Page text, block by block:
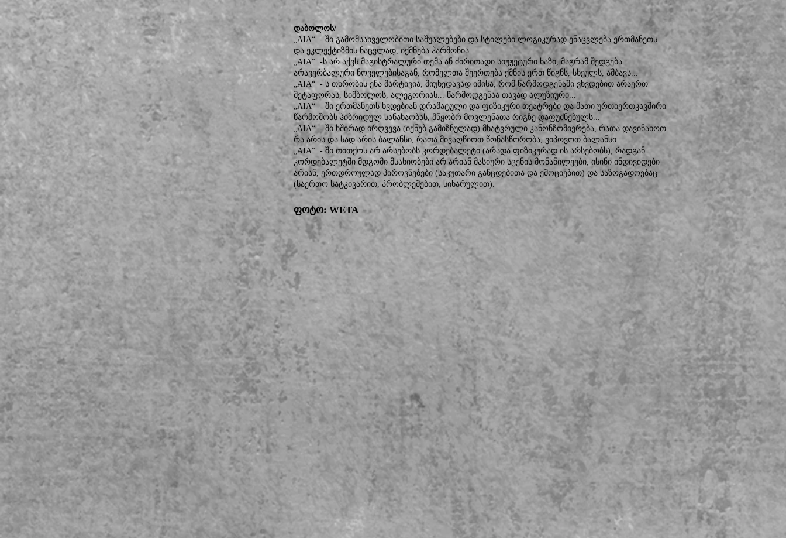
დაბოლოს/
„AIA“ - ში გამომსახველობითი საშუალებები და სტილები ლოგიკურად ენაცვლება ერთმანეთს
და ეკლექტიზმის ნაცვლად, იქმნება ჰარმონია...
„AIA“ -ს არ აქვს მაგისტრალური თემა ან ძირითადი სიუჟეტური ხაზი, მაგრამ შედგება
არავერბალური ნოველებისაგან, რომელთა შეერთება ქმნის ერთ წიგნს, სხეულს, ამბავს...
„AIA“ - ს თხრობის ენა მარტივია, მიუხედავად იმისა, რომ წარმოდგენაში ვხვდებით არაერთ
მეტაფორას, სიმბოლოს, ალეგორიას... წარმოდგენაა თავად ალუზიური...
„AIA“ - ში ერთმანეთს ხვდებიან დრამატული და ფიზიკური თეატრები და მათი ურთიერთკავშირი
წარმოშობს ჰიბრიდულ სანახაობას, მწყობრ მოვლენათა რიგზე დაფუძნებულს...
„AIA“ - ში ხშირად ირღვევა (იქნებ გამიზნულად) მხატვრული კანონზომიერება, რათა დავინახოთ
რა არის და სად არის ბალანსი, რათა მივაღწიოთ წონასწორობა, ვიპოვოთ ბალანსი.
„AIA“ - ში თითქოს არ არსებობს კორდებალეტი (არადა ფიზიკურად ის არსებობს), რადგან
კორდებალეტში მდგომი მსახიობები არ არიან მასიური სცენის მონაწილეები, ისინი ინდივიდები
არიან, ერთდროულად პიროვნებები (საკუთარი განცდებითა და ემოციებით) და საზოგადოებაც
(საერთო სატკივარით, პრობლემებით, სიხარულით).
ფოტო: WETA